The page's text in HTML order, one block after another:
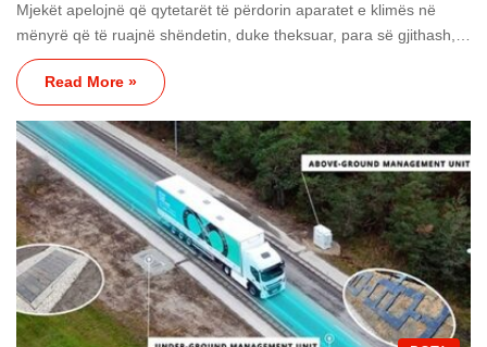
Mjekët apelojnë që qytetarët të përdorin aparatet e klimës në
mënyrë që të ruajnë shëndetin, duke theksuar, para së gjithash,…
Read More »